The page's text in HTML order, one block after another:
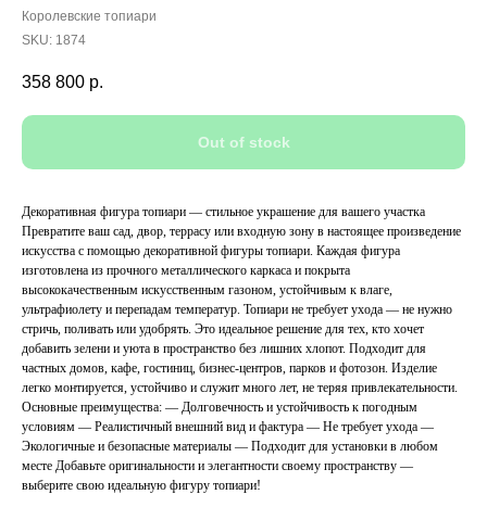
Королевские топиари
SKU: 1874
358 800 р.
Out of stock
Декоративная фигура топиари — стильное украшение для вашего участка
Превратите ваш сад, двор, террасу или входную зону в настоящее произведение
искусства с помощью декоративной фигуры топиари. Каждая фигура
изготовлена из прочного металлического каркаса и покрыта
высококачественным искусственным газоном, устойчивым к влаге,
ультрафиолету и перепадам температур. Топиари не требует ухода — не нужно
стричь, поливать или удобрять. Это идеальное решение для тех, кто хочет
добавить зелени и уюта в пространство без лишних хлопот. Подходит для
частных домов, кафе, гостиниц, бизнес-центров, парков и фотозон. Изделие
легко монтируется, устойчиво и служит много лет, не теряя привлекательности.
Основные преимущества: — Долговечность и устойчивость к погодным
условиям — Реалистичный внешний вид и фактура — Не требует ухода —
Экологичные и безопасные материалы — Подходит для установки в любом
месте Добавьте оригинальности и элегантности своему пространству —
выберите свою идеальную фигуру топиари!